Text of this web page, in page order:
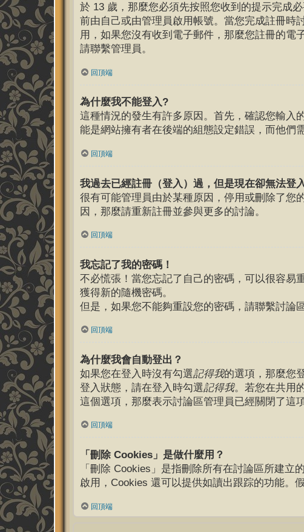
於 13 歲，那麼您必須先按照您收到的提示完成
前由自己或由管理員啟用帳號。當您完成註冊時
用，如果您沒有收到電子郵件，那麼您註冊的電
請聯繫管理員。
回頂端
為什麼我不能登入?
這種情況的發生有許多原因。首先，確認您輸入
能是網站擁有者在後端的組態設定錯誤，而他們
回頂端
我過去已經註冊（登入）過，但是現在卻無法登
很有可能管理員由於某種原因，停用或刪除了您
因，那麼請重新註冊並參與更多的討論。
回頂端
我忘記了我的密碼！
不必慌張！當您忘記了自己的密碼，可以很容易
獲得新的隨機密碼。
但是，如果您不能夠重設您的密碼，請聯繫討論
回頂端
為什麼我會自動登出？
如果您在登入時沒有勾選記得我的選項，那麼您
登入狀態，請在登入時勾選記得我。若您在共用
這個選項，那麼表示討論區管理員已經關閉了這項
回頂端
「刪除 Cookies」是做什麼用？
「刪除 Cookies」是指刪除所有在討論區所建
啟用，Cookies 還可以提供如讀出跟踪的功能。
回頂端